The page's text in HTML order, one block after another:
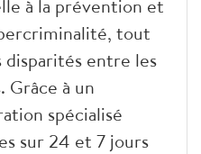
à la prévention et
tout
disparités entre les
Grâce à un
spécialisé
sur 24 et 7 jours